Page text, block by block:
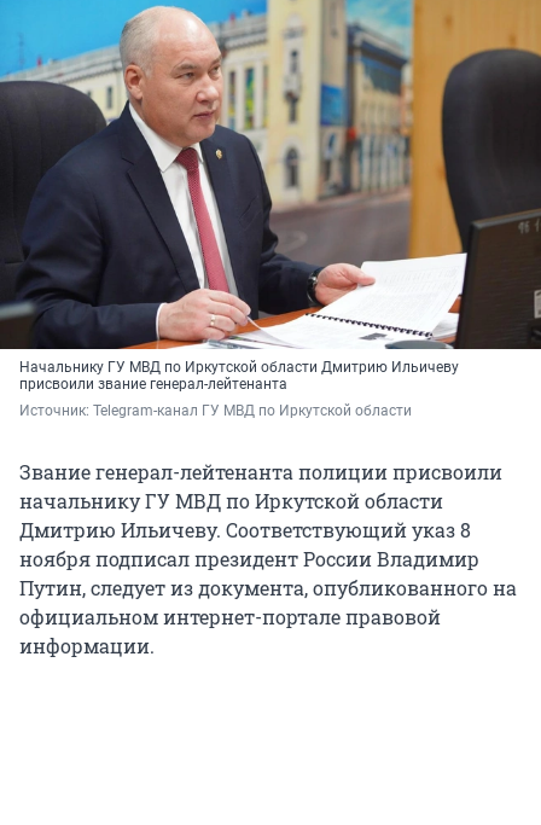
Начальнику ГУ МВД по Иркутской области Дмитрию Ильичеву
присвоили звание генерал-лейтенанта
Источник: Telegram-канал ГУ МВД по Иркутской области
Звание генерал-лейтенанта полиции присвоили
начальнику ГУ МВД по Иркутской области
Дмитрию Ильичеву. Соответствующий указ 8
ноября подписал президент России Владимир
Путин, следует из документа, опубликованного на
официальном интернет-портале правовой
информации.